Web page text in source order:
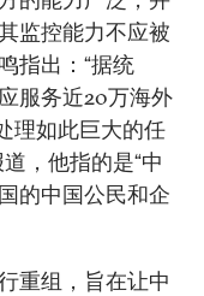
监控能力不应被
指出：“据统
服务近20万海外
理如此巨大的任
，他指的是“中
的中国公民和企
重组，旨在让中